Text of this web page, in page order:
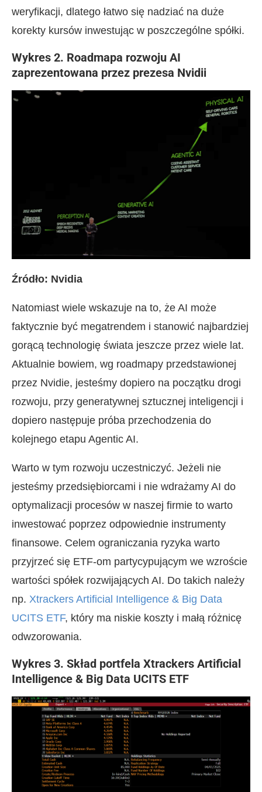
weryfikacji, dlatego łatwo się nadziać na duże
korekty kursów inwestując w poszczególne spółki.
Wykres 2. Roadmapa rozwoju AI
zaprezentowana przez prezesa Nvidii
Źródło: Nvidia
Natomiast wiele wskazuje na to, że AI może
faktycznie być megatrendem i stanowić najbardziej
gorącą technologię świata jeszcze przez wiele lat.
Aktualnie bowiem, wg roadmapy przedstawionej
przez Nvidie, jesteśmy dopiero na początku drogi
rozwoju, przy generatywnej sztucznej inteligencji i
dopiero następuje próba przechodzenia do
kolejnego etapu Agentic AI.
Warto w tym rozwoju uczestniczyć. Jeżeli nie
jesteśmy przedsiębiorcami i nie wdrażamy AI do
optymalizacji procesów w naszej firmie to warto
inwestować poprzez odpowiednie instrumenty
finansowe. Celem ograniczania ryzyka warto
przyjrzeć się ETF-om partycypującym we wzroście
wartości spółek rozwijających AI. Do takich należy
np. Xtrackers Artificial Intelligence & Big Data
UCITS ETF, który ma niskie koszty i małą różnicę
odwzorowania.
Wykres 3. Skład portfela Xtrackers Artificial
Intelligence & Big Data UCITS ETF